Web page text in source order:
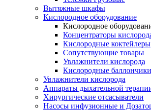
Вытяжные шкафы
Кислородное оборудование
Кислородное
Концентраторы
Кислородные коктейлеры
Сопутствующие товары
Увлажнители кислорода
Кислородные баллончики
Увлажнители кислорода
Аппараты дыхательной
Хирургические отсасыватели
Насосы инфузионные и